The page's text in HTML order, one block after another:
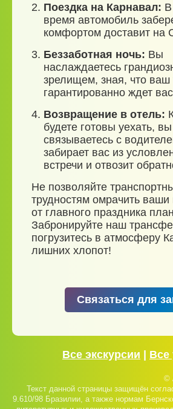
Поездка на Карнавал:
время автомобиль
комфортом доставит на
Беззаботная ночь: Вы
наслаждаетесь
зрелищем, зная, что ваш
гарантированно ждет
Возвращение в отель:
будете готовы уехать, вы
связываетесь с
забирает вас из
встречи и отвозит
Не позволяйте
трудностям омрачить ваши
от главного праздника
Забронируйте наш
погрузитесь в атмосферу
лишних хлопот!
Связаться для
Все экскурсии | Все
©
Текст данной страницы защищён
9.610/98 Бразилии, а также нормам